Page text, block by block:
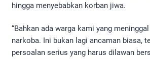
hingga menyebabkan korban jiwa.
“Bahkan ada warga kami yang
narkoba. Ini bukan lagi ancaman biasa,
persoalan serius yang harus dilawan